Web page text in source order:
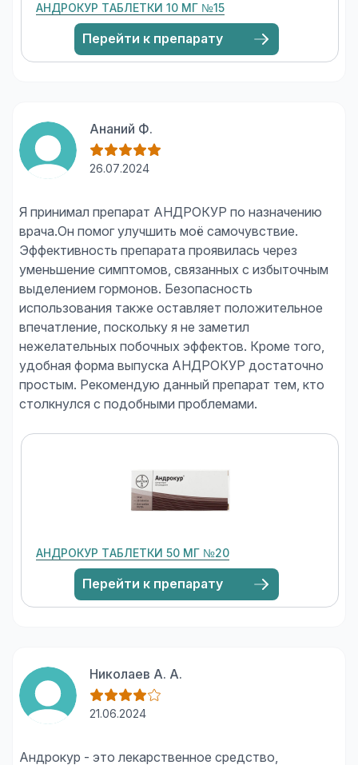
АНДРОКУР ТАБЛЕТКИ 10 МГ №15
Перейти к препарату
Ананий Ф.
26.07.2024
Я принимал препарат АНДРОКУР по назначению
врача.Он помог улучшить моё самочувствие.
Эффективность препарата проявилась через
уменьшение симптомов, связанных с избыточным
выделением гормонов. Безопасность
использования также оставляет положительное
впечатление, поскольку я не заметил
нежелательных побочных эффектов. Кроме того,
удобная форма выпуска АНДРОКУР достаточно
простым. Рекомендую данный препарат тем, кто
АНДРОКУР ТАБЛЕТКИ 50 МГ №20
Перейти к препарату
Николаев А. А.
21.06.2024
Андрокур - это лекарственное средство,